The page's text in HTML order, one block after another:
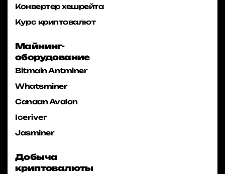
Конвертер хешрейта
Курс криптовалют
Майнинг-
оборудование
Bitmain Antminer
Whatsminer
Canaan Avalon
Iceriver
Jasminer
Добыча
криптовалюты